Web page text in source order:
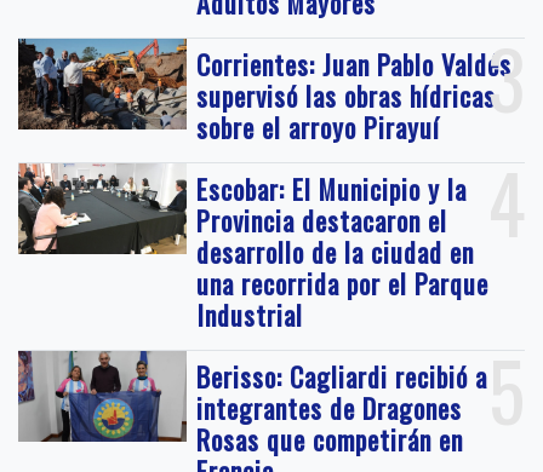
3
Corrientes: Juan Pablo Valdés
supervisó las obras hídricas
sobre el arroyo Pirayuí
4
Escobar: El Municipio y la
Provincia destacaron el
desarrollo de la ciudad en
una recorrida por el Parque
Industrial
5
Berisso: Cagliardi recibió a
integrantes de Dragones
Rosas que competirán en